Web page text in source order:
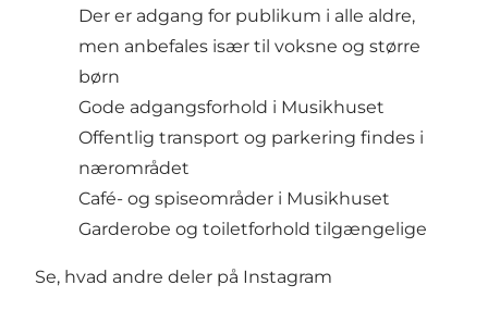
Der er adgang for publikum i alle aldre,
men anbefales især til voksne og større
børn
Gode adgangsforhold i Musikhuset
Offentlig transport og parkering findes i
nærområdet
Café- og spiseområder i Musikhuset
Garderobe og toiletforhold tilgængelige
Se, hvad andre deler på Instagram